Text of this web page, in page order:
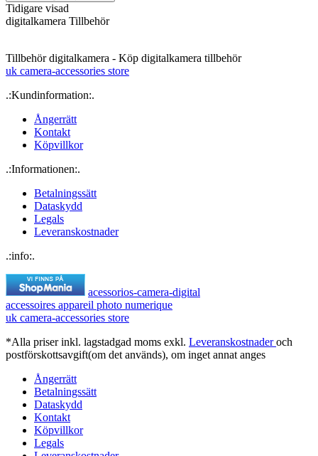
Tidigare visad
digitalkamera Tillbehör
Tillbehör digitalkamera - Köp digitalkamera tillbehör
uk camera-accessories store
.:Kundinformation:.
Ångerrätt
Kontakt
Köpvillkor
.:Informationen:.
Betalningssätt
Dataskydd
Legals
Leveranskostnader
.:info:.
acessorios-camera-digital
accessoires appareil photo numerique
uk camera-accessories store
*Alla priser inkl. lagstadgad moms exkl. Leveranskostnaderoch
postförskottsavgift(om det används), om inget annat anges
Ångerrätt
Betalningssätt
Dataskydd
Kontakt
Köpvillkor
Legals